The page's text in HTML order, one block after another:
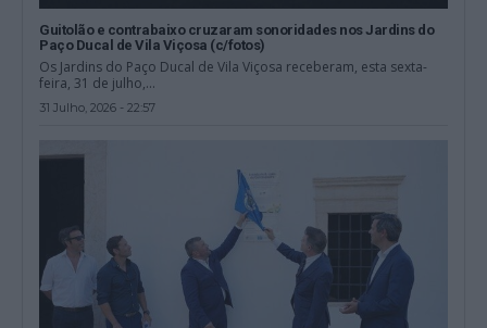
Guitolão e contrabaixo cruzaram sonoridades nos Jardins do
Paço Ducal de Vila Viçosa (c/fotos)
Os Jardins do Paço Ducal de Vila Viçosa receberam, esta sexta-
feira, 31 de julho,...
31 Julho, 2026 - 22:57